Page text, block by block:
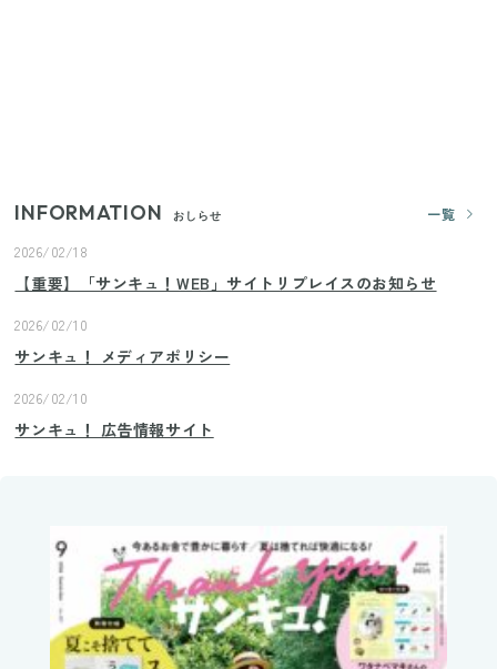
INFORMATION おしらせ
一覧
2026/02/18
【重要】「サンキュ！WEB」サイトリプレイスのお知らせ
2026/02/10
サンキュ！ メディアポリシー
2026/02/10
サンキュ！ 広告情報サイト